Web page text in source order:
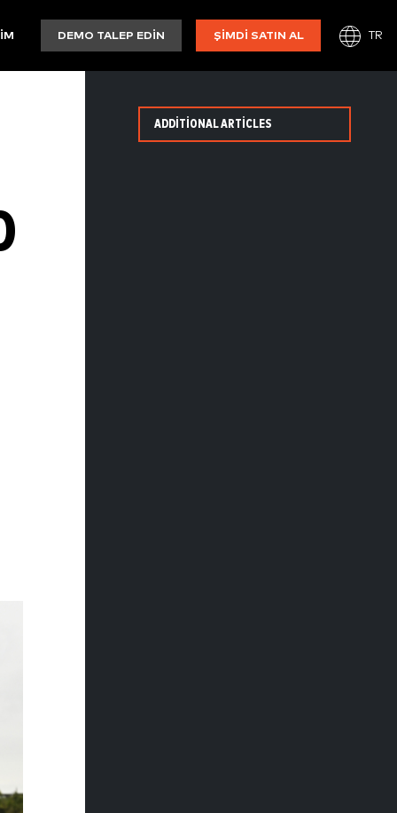
DEMO TALEP EDIN ŞIMDI SATIN AL TR
ADDITIONAL ARTICLES